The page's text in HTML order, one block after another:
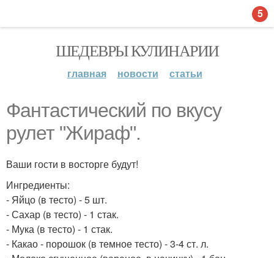
ШЕДЕВРЫ КУЛИНАРИИ
главная новости статьи
Фантастический по вкусу
рулет "Жираф".
Ваши гости в восторге будут!
Ингредиенты:
- Яйцо (в тесто) - 5 шт.
- Сахар (в тесто) - 1 стак.
- Мука (в тесто) - 1 стак.
- Какао - порошок (в темное тесто) - 3-4 ст. л.
5